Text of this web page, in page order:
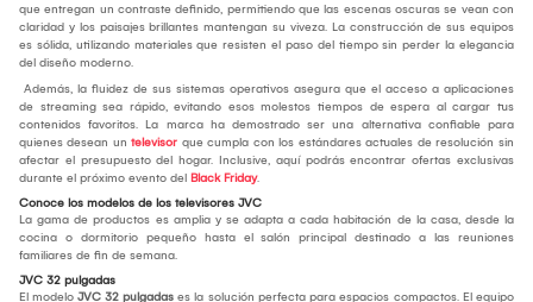
que entregan un contraste definido, permitiendo que las escenas oscuras se vean con
claridad y los paisajes brillantes mantengan su viveza. La construcción de sus equipos
es sólida, utilizando materiales que resisten el paso del tiempo sin perder la elegancia
del diseño moderno.
Además, la fluidez de sus sistemas operativos asegura que el acceso a aplicaciones
de streaming sea rápido, evitando esos molestos tiempos de espera al cargar tus
contenidos favoritos. La marca ha demostrado ser una alternativa confiable para
quienes desean un televisor que cumpla con los estándares actuales de resolución sin
afectar el presupuesto del hogar. Inclusive, aquí podrás encontrar ofertas exclusivas
durante el próximo evento del Black Friday.
Conoce los modelos de los televisores JVC
La gama de productos es amplia y se adapta a cada habitación de la casa, desde la
cocina o dormitorio pequeño hasta el salón principal destinado a las reuniones
familiares de fin de semana.
JVC 32 pulgadas
El modelo JVC 32 pulgadas es la solución perfecta para espacios compactos. El equipo